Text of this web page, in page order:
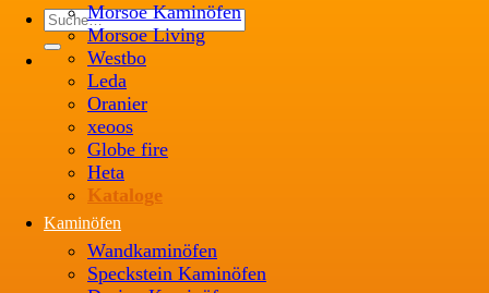
Suche
nach:
Morsoe Kaminöfen
Morsoe Living
Westbo
Leda
Oranier
xeoos
Globe fire
Heta
Kataloge
Kaminöfen
Wandkaminöfen
Speckstein Kaminöfen